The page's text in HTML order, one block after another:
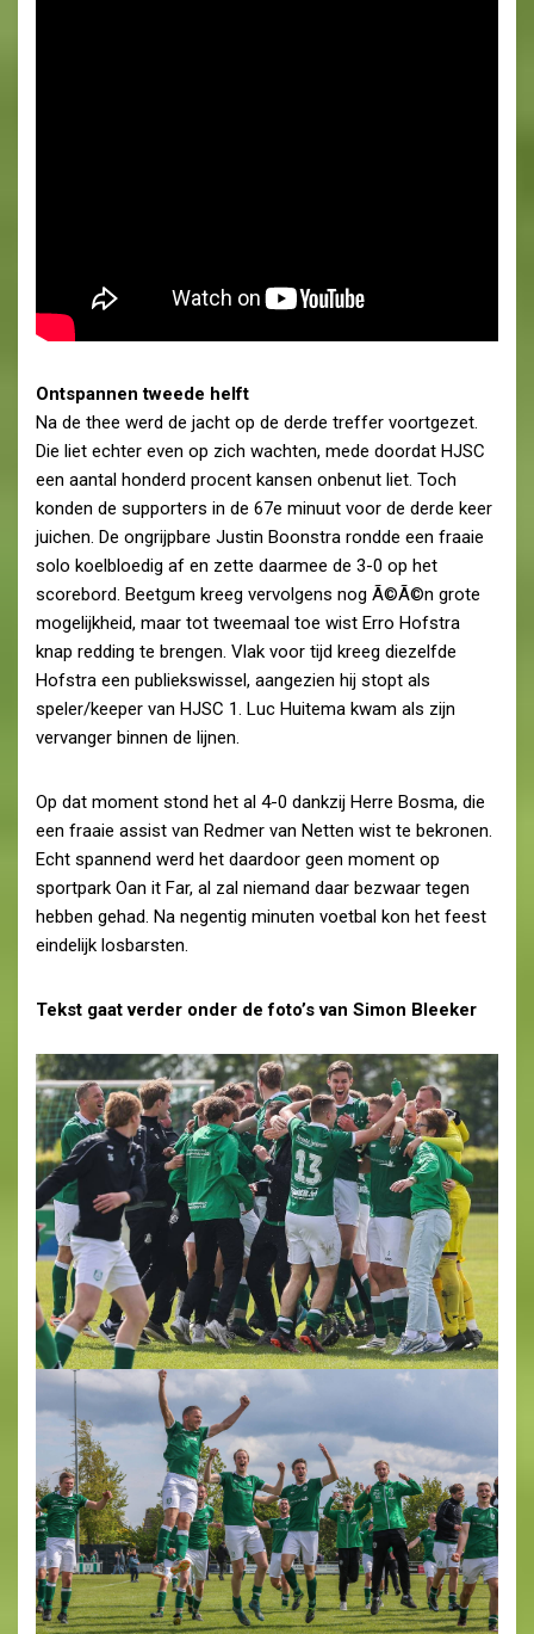
Ontspannen tweede helft
Na de thee werd de jacht op de derde treffer voortgezet.
Die liet echter even op zich wachten, mede doordat HJSC
een aantal honderd procent kansen onbenut liet. Toch
konden de supporters in de 67e minuut voor de derde keer
juichen. De ongrijpbare Justin Boonstra rondde een fraaie
solo koelbloedig af en zette daarmee de 3-0 op het
scorebord. Beetgum kreeg vervolgens nog Ã©Ã©n grote
mogelijkheid, maar tot tweemaal toe wist Erro Hofstra
knap redding te brengen. Vlak voor tijd kreeg diezelfde
Hofstra een publiekswissel, aangezien hij stopt als
speler/keeper van HJSC 1. Luc Huitema kwam als zijn
vervanger binnen de lijnen.
Op dat moment stond het al 4-0 dankzij Herre Bosma, die
een fraaie assist van Redmer van Netten wist te bekronen.
Echt spannend werd het daardoor geen moment op
sportpark Oan it Far, al zal niemand daar bezwaar tegen
hebben gehad. Na negentig minuten voetbal kon het feest
eindelijk losbarsten.
Tekst gaat verder onder de foto’s van Simon Bleeker